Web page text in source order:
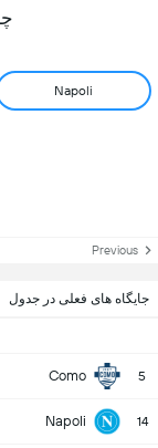
Napoli
Previous
جایگاه های فعلی در جدول
5
Como
14
Napoli